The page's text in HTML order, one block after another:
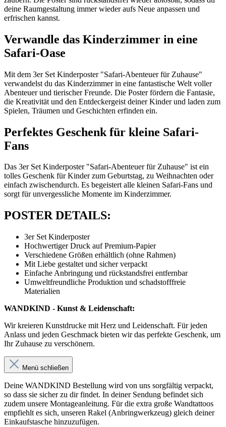
deine Raumgestaltung immer wieder aufs Neue anpassen und
erfrischen kannst.
Verwandle das Kinderzimmer in eine
Safari-Oase
Mit dem 3er Set Kinderposter "Safari-Abenteuer für Zuhause"
verwandelst du das Kinderzimmer in eine fantastische Welt voller
Abenteuer und tierischer Freunde. Die Poster fördern die Fantasie,
die Kreativität und den Entdeckergeist deiner Kinder und laden zum
Spielen, Träumen und Geschichten erfinden ein.
Perfektes Geschenk für kleine Safari-
Fans
Das 3er Set Kinderposter "Safari-Abenteuer für Zuhause" ist ein
tolles Geschenk für Kinder zum Geburtstag, zu Weihnachten oder
einfach zwischendurch. Es begeistert alle kleinen Safari-Fans und
sorgt für unvergessliche Momente im Kinderzimmer.
POSTER DETAILS:
3er Set Kinderposter
Hochwertiger Druck auf Premium-Papier
Verschiedene Größen erhältlich (ohne Rahmen)
Mit Liebe gestaltet und sicher verpackt
Einfache Anbringung und rückstandsfrei entfernbar
Umweltfreundliche Produktion und schadstofffreie
Materialien
WANDKIND - Kunst & Leidenschaft:
Wir kreieren Kunstdrucke mit Herz und Leidenschaft. Für jeden
Anlass und jeden Geschmack bieten wir das perfekte Geschenk, um
Ihr Zuhause zu verschönern.
Menü schließen
Deine WANDKIND Bestellung wird von uns sorgfältig verpackt,
so dass sie sicher zu dir findet. In deiner Sendung befindet sich
zudem unsere Montageanleitung. Für die extra große Wandtattoos
empfiehlt es sich, unseren Rakel (Anbringwerkzeug) gleich deiner
Einkaufstasche hinzuzufügen.